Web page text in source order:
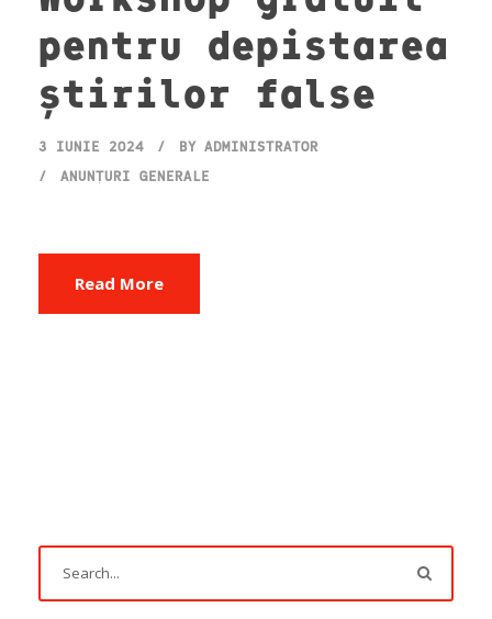
pentru depistarea
știrilor false
3 IUNIE 2024 BY ADMINISTRATOR
ANUNȚURI GENERALE
Read More